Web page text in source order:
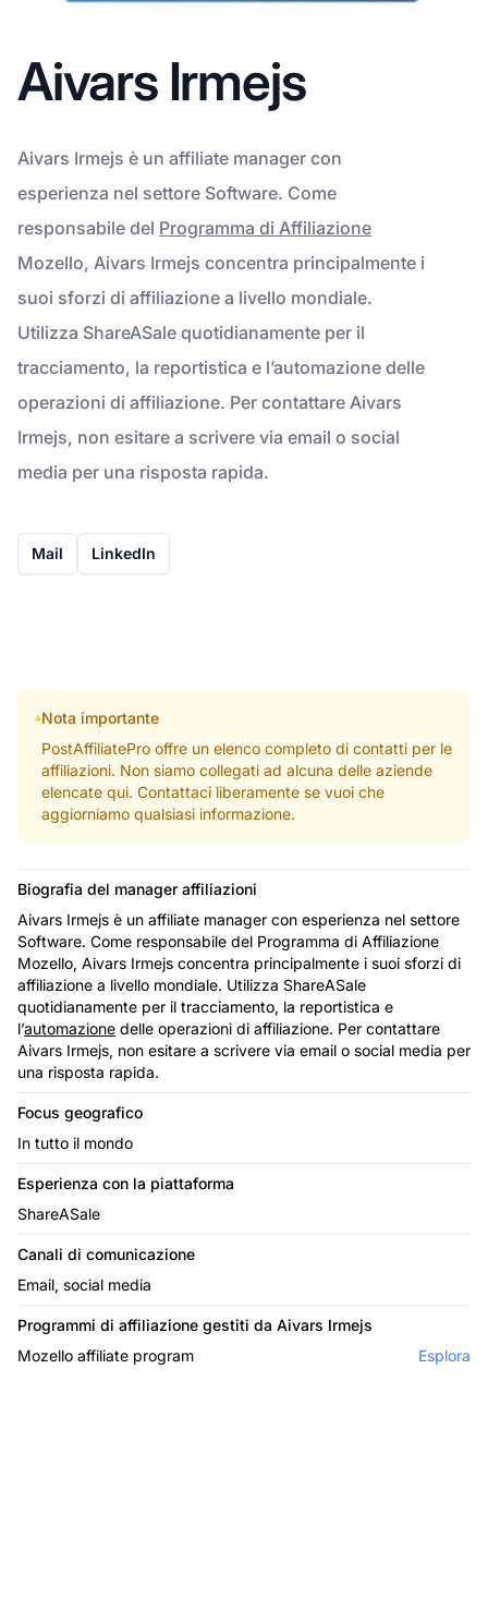
Aivars Irmejs
Aivars Irmejs è un affiliate manager con
esperienza nel settore Software. Come
responsabile del Programma di Affiliazione
Mozello, Aivars Irmejs concentra principalmente i
suoi sforzi di affiliazione a livello mondiale.
Utilizza ShareASale quotidianamente per il
tracciamento, la reportistica e l’automazione delle
operazioni di affiliazione. Per contattare Aivars
Irmejs, non esitare a scrivere via email o social
media per una risposta rapida.
Mail LinkedIn
Nota importante
PostAffiliatePro offre un elenco completo di contatti per le
affiliazioni. Non siamo collegati ad alcuna delle aziende
elencate qui. Contattaci liberamente se vuoi che
aggiorniamo qualsiasi informazione.
Biografia del manager affiliazioni
Aivars Irmejs è un affiliate manager con esperienza nel settore
Software. Come responsabile del Programma di Affiliazione
Mozello, Aivars Irmejs concentra principalmente i suoi sforzi di
affiliazione a livello mondiale. Utilizza ShareASale
quotidianamente per il tracciamento, la reportistica e
l’automazione delle operazioni di affiliazione. Per contattare
Aivars Irmejs, non esitare a scrivere via email o social media per
una risposta rapida.
Focus geografico
In tutto il mondo
Esperienza con la piattaforma
ShareASale
Canali di comunicazione
Email, social media
Programmi di affiliazione gestiti da Aivars Irmejs
Mozello affiliate program
Esplora